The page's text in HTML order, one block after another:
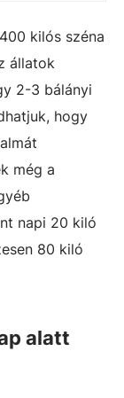
kilós széna
állatok
2-3 bálányi
hogy
még a
napi 20 kiló
80 kiló
alatt